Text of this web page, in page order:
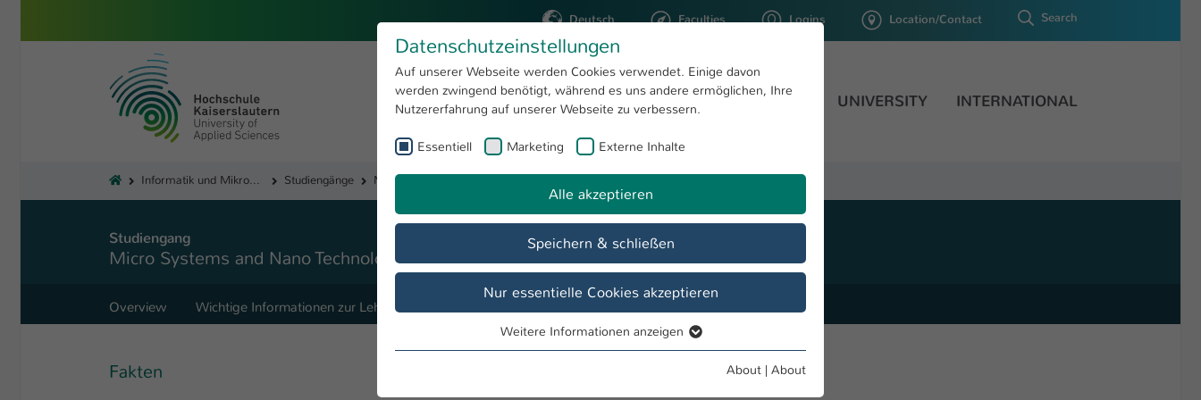
Deutsch Faculties Logins Location/Contact Search
University of Applied Sciences Kaiserslautern
STUDYING RESEARCH UNIVERSITY INTERNATIONAL
You are here: Informatik und Mikrosystemtechnik Studiengänge
Studiengang
Micro Systems and Nano Technologies
Overview Wichtige Informationen zur Lehre
Fakten
Datenschutzeinstellungen
Auf unserer Webseite werden Cookies verwendet. Einige davon
werden zwingend benötigt, während es uns andere ermöglichen, Ihre
Nutzererfahrung auf unserer Webseite zu verbessern.
Essentiell Marketing Externe Inhalte
Alle akzeptieren
Speichern & schließen
Nur essentielle Cookies akzeptieren
Essentielle Cookies werden für grundlegende Funktionen der
Weitere Informationen anzeigen
About | About